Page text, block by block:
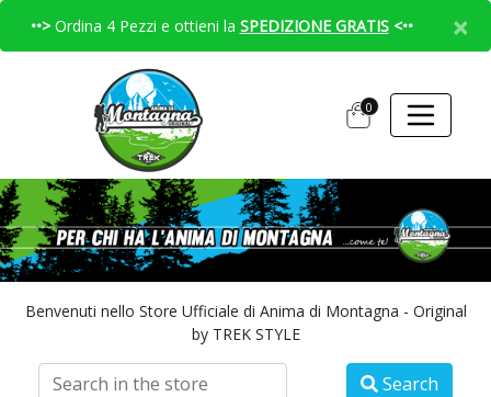
••> Ordina 4 Pezzi e ottieni la SPEDIZIONE GRATIS<•• ×
0
Benvenuti nello Store Ufficiale di Anima di Montagna - Original
by TREK STYLE
Search